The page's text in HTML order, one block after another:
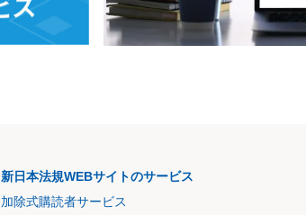
新日本法規WEBサイトのサービス
加除式購読者サービス